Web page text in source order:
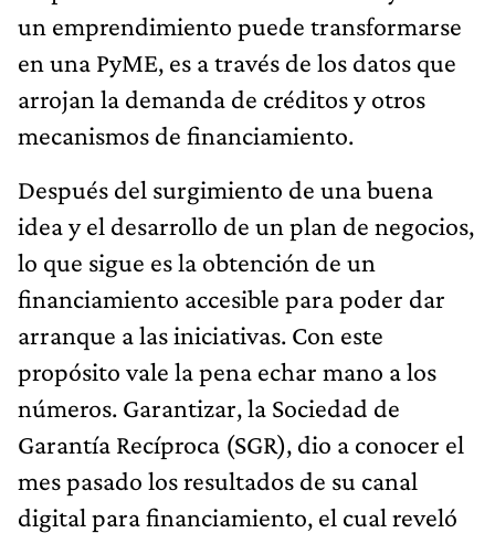
un emprendimiento puede transformarse
en una PyME, es a través de los datos que
arrojan la demanda de créditos y otros
mecanismos de financiamiento.
Después del surgimiento de una buena
idea y el desarrollo de un plan de negocios,
lo que sigue es la obtención de un
financiamiento accesible para poder dar
arranque a las iniciativas. Con este
propósito vale la pena echar mano a los
números. Garantizar, la Sociedad de
Garantía Recíproca (SGR), dio a conocer el
mes pasado los resultados de su canal
digital para financiamiento, el cual reveló